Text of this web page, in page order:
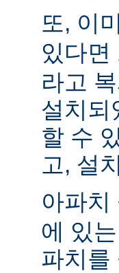
또, 이미
있다면
라고
설치되
할 수
고, 설
아파
에 있
파치